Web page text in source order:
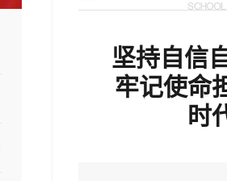
坚持自信
牢记使命
时